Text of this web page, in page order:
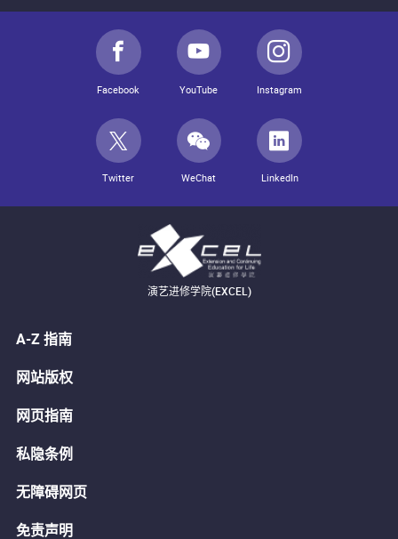
Facebook YouTube Instagram
Twitter WeChat LinkedIn
演艺进修学院(EXCEL)
A-Z 指南
网站版权
网页指南
私隐条例
无障碍网页
免责声明